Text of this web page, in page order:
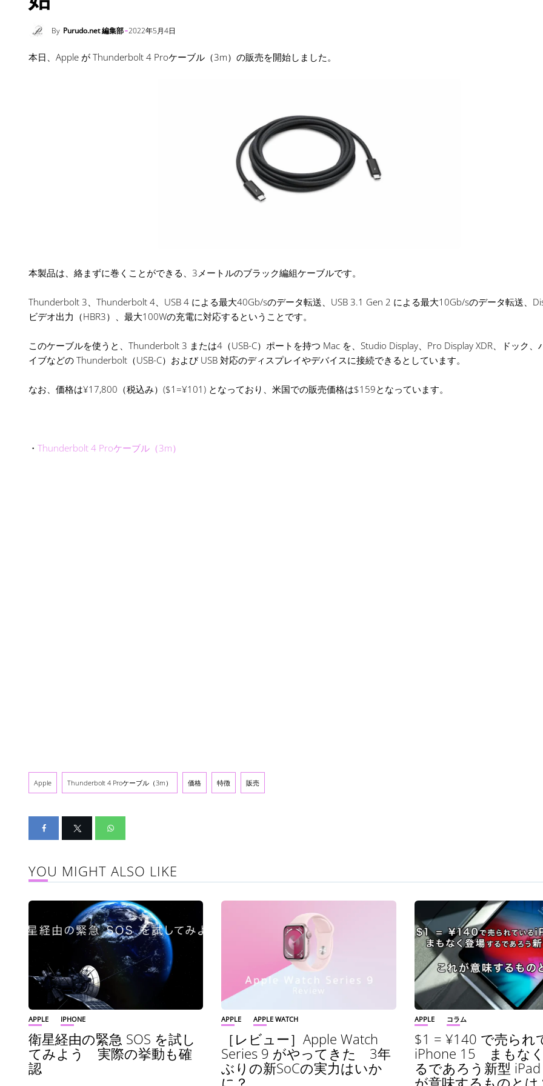
By Purudo.net 編集部 2022年5月4日
本日、Apple が Thunderbolt 4 Proケーブル（3m）の販売を開始しました。
本製品は、絡まずに巻くことができる、3メートルのブラック編組ケーブルです。
Thunderbolt 3、Thunderbolt 4、USB 4 による最大40Gb/sのデータ転送、USB 3.1 Gen 2 による最大10Gb/sのデータ転送、
ビデオ出力（HBR3）、最大100Wの充電に対応するということです。
このケーブルを使うと、Thunderbolt 3 または4（USB-C）ポートを持つ Mac を、Studio Display、Pro Display XDR、ドック、
イブなどの Thunderbolt（USB-C）および USB 対応のディスプレイやデバイスに接続できるとしています。
なお、価格は¥17,800（税込み）($1=¥101) となっており、米国での販売価格は$159となっています。
・ Thunderbolt 4 Proケーブル（3m）
Apple Thunderbolt 4 Proケーブル（3m） 価格 特徴 販売
YOU MIGHT ALSO LIKE
APPLE IPHONE
衛星経由の緊急 SOS を試し
てみよう 実際の挙動も確
認
APPLE APPLE WATCH
［レビュー］Apple Watch
Series 9 がやってきた 3年
ぶりの新SoCの実力はいか
APPLE コラム
$1 = ¥140 で売られ
iPhone 15 まもな
るであろう新型